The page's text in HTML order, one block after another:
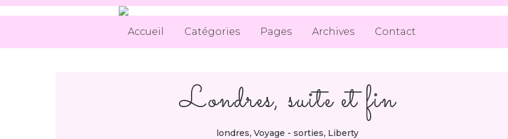
Accueil Catégories Pages Archives Contact
Londres, suite et fin
londres, Voyage - sorties, Liberty